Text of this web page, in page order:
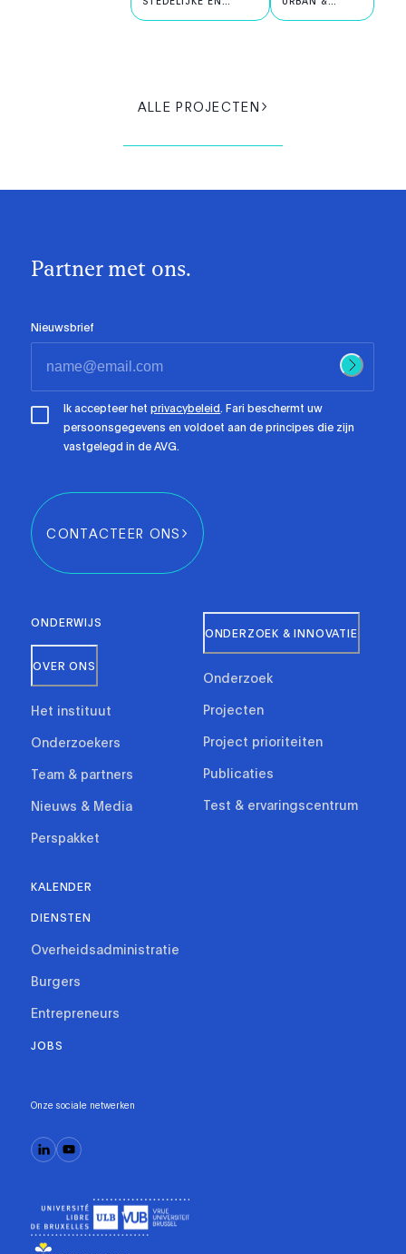
ALLE PROJECTEN
Partner met ons.
Nieuwsbrief
Ik accepteer hetprivacybeleid. Fari beschermt uw
persoonsgegevens en voldoet aan de principes die zijn
vastgelegd in de AVG.
CONTACTEER ONS
ONDERWIJS
OVER ONS
Het instituut
Onderzoekers
Team & partners
Nieuws & Media
Perspakket
ONDERZOEK & INNOVATIE
Onderzoek
Projecten
Project prioriteiten
Publicaties
Test & ervaringscentrum
KALENDER
DIENSTEN
Overheidsadministratie
Burgers
Entrepreneurs
JOBS
Onze sociale netwerken